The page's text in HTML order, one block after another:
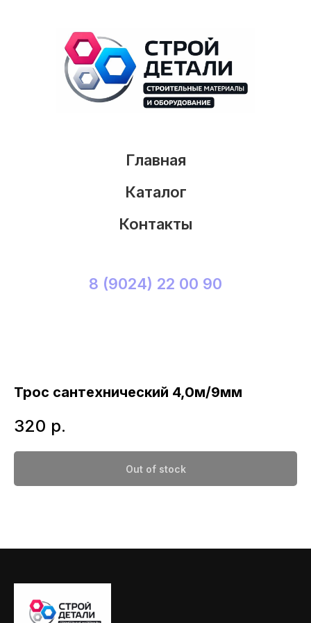
Главная
Каталог
Контакты
8 (9024) 22 00 90
Трос сантехнический 4,0м/9мм
320 р.
Out of stock